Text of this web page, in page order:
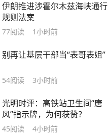
伊朗推进涉霍尔木兹海峡通行
规则法案
77阅读 1小时前
别再让基层干部当“表哥表姐”
54阅读 3小时前
光明时评：高铁站卫生间“唐
风”指示牌，为何获赞？
45阅读 4小时前